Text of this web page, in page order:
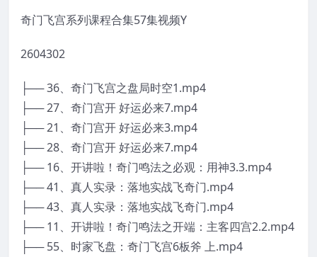
奇门飞宫系列课程合集57集视频Y
2604302
├── 36、奇门飞宫之盘局时空1.mp4
├── 27、奇门宫开 好运必来7.mp4
├── 21、奇门宫开 好运必来3.mp4
├── 28、奇门宫开 好运必来7.mp4
├── 16、开讲啦！奇门鸣法之必观：用神3.3.mp4
├── 41、真人实录：落地实战飞奇门.mp4
├── 43、真人实录：落地实战飞奇门.mp4
├── 11、开讲啦！奇门鸣法之开端：主客四宫2.2.mp4
├── 55、时家飞盘：奇门飞宫6板斧 上.mp4